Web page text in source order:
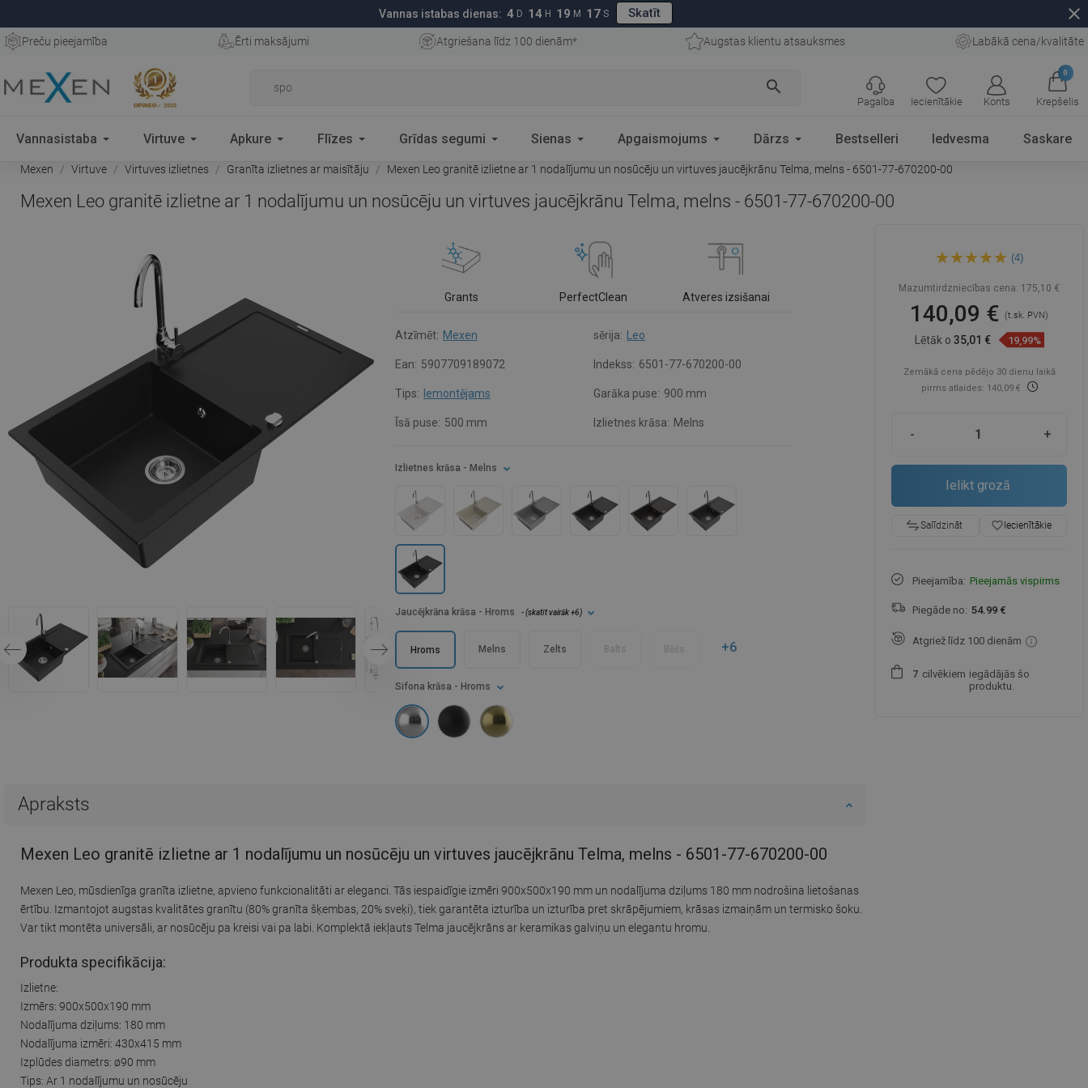
Vannas istabas dienas: 4 D 14 H 19 M 16 S Skatīt close
Preču pieejamība Ērti maksājumi Atgriešana līdz 100 dienām* Augstas klientu atsauksmes Labākā cena/kvalitāte
search
Iecienītākie Konts
0
Krepšelis
Pagalba
Vannasistaba Virtuve Apkure Flīzes Grīdas segumi Sienas Apgaismojums Dārzs Bestselleri Iedvesma Saskare
Mexen Virtuve Virtuves izlietnes Granīta izlietnes ar maisītāju Mexen Leo granitē izlietne ar 1 nodalījumu un nosūcēju un virtuves jaucējkrānu Telma, melns - 6501-77-670200-00
Mexen Leo granitē izlietne ar 1 nodalījumu un nosūcēju un virtuves jaucējkrānu Telma, melns - 6501-77-670200-00
Grants PerfectClean Atveres izsišanai
Atzīmēt: Mexen sērija: Leo
Ean: 5907709189072 Indekss: 6501-77-670200-00
Tips: Iemontējams Garāka puse: 900 mm
Īsā puse: 500 mm Izlietnes krāsa: Melns
Sifona krāsa - Hroms
Izlietnes krāsa - Melns
Jaucējkrāna krāsa - Hroms - (skatīt vairāk+6)
Balts
Hroms Melns Zelts Bēšs +6
Apraksts
Mexen Leo granitē izlietne ar 1 nodalījumu un nosūcēju un virtuves jaucējkrānu Telma, melns - 6501-77-670200-00
Mexen Leo, mūsdienīga granīta izlietne, apvieno funkcionalitāti ar eleganci. Tās iespaidīgie izmēri 900x500x190 mm un nodalījuma dziļums 180 mm nodrošina lietošanas
ērtību. Izmantojot augstas kvalitātes granītu (80% granīta šķembas, 20% sveķi), tiek garantēta izturība un izturība pret skrāpējumiem, krāsas izmaiņām un termisko šoku.
Var tikt montēta universāli, ar nosūcēju pa kreisi vai pa labi. Komplektā iekļauts Telma jaucējkrāns ar keramikas galviņu un elegantu hromu.
Produkta specifikācija:
Izlietne:
Izmērs: 900x500x190 mm
Nodalījuma dziļums: 180 mm
Nodalījuma izmēri: 430x415 mm
Izplūdes diametrs: ø90 mm
Tips: Ar 1 nodalījumu un nosūcēju
1 nodalījumu un nosūcēju un
melns - 6501-77-670200-00
(4)
Mazumtirdzniecības cena: 175,10 €
140,09 €(t.sk. PVN)
Lētāk o35,01 € 19,99%
Zemākā cena pēdējo 30 dienu laikā
pirms atlaides: 140,09 €
- +
Ielikt grozā
Salīdzināt favorite_borderIecienītākie
Pieejamība: Pieejamās vispirms
Piegāde no: 54.99 €
Atgriež līdz 100 dienām
7 cilvēkiem iegādājās šo
produktu.